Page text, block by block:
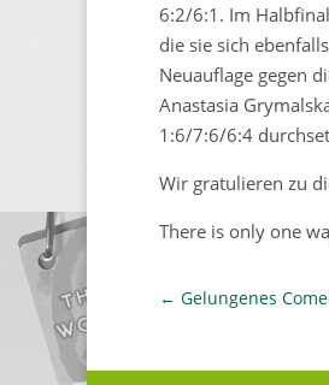
6:2/6:1. Im
die sie sich
Neuauflage gegen
Anastasia
1:6/7:6/6:4
Wir gratulieren zu
There is only one
← Gelungenes